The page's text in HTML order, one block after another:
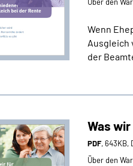
Wenn
Ausgleich
der
Was
PDF, 643KB,
Über den